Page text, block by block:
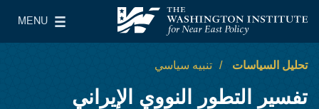
معهد واشنطن لسياسات الشرق الأدنى
MENU
Main Menu
تحليل السياسات تنبيه سياسي
تفسير التطور النووي الإيراني